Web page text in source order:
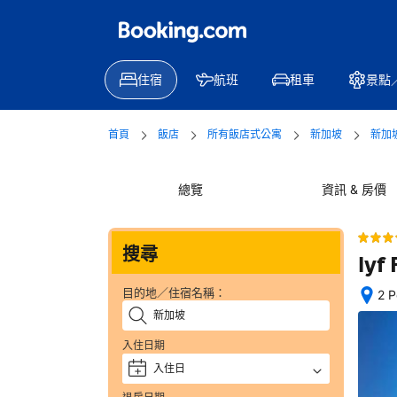
住宿 航班 租車 景點
首頁 飯店 所有飯店式公寓 新加坡 新加
總覽 資訊 & 房價
搜尋
目的地／住宿名稱：
入住日期
+ 入住日
lyf
2
位